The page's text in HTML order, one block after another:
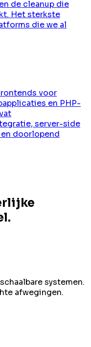
de cleanup die
Het sterkste
die we al
voor
en PHP-
server-side
doorlopend
systemen.
afwegingen.